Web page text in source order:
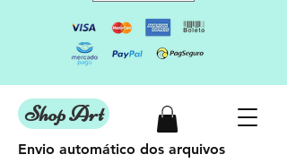
Shop Art
Envio automático dos arquivos